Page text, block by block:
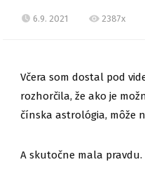
6.9. 2021 2387x
Včera som dostal pod
rozhorčila, že ako je
čínska astrológia, môže
A skutočne mala pravdu.